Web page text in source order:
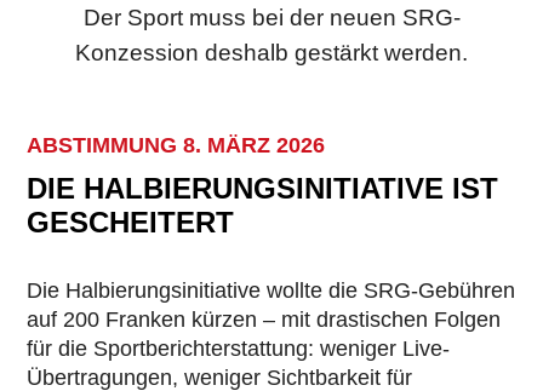
Der Sport muss bei der neuen SRG-
Konzession deshalb gestärkt werden.
ABSTIMMUNG 8. MÄRZ 2026
DIE HALBIERUNGSINITIATIVE IST
GESCHEITERT
Die Halbierungsinitiative wollte die SRG-Gebühren
auf 200 Franken kürzen – mit drastischen Folgen
für die Sportberichterstattung: weniger Live-
Übertragungen, weniger Sichtbarkeit für